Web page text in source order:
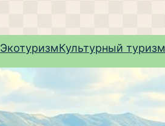
ЭкотуризмКультурный туризм